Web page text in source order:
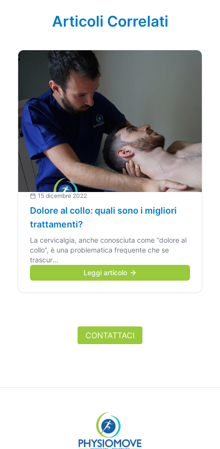
Articoli Correlati
15 dicembre 2022
Dolore al collo: quali sono i migliori
trattamenti?
La cervicalgia, anche conosciuta come “dolore al
collo”, è una problematica frequente che se
trascur...
Leggi articolo
CONTATTACI